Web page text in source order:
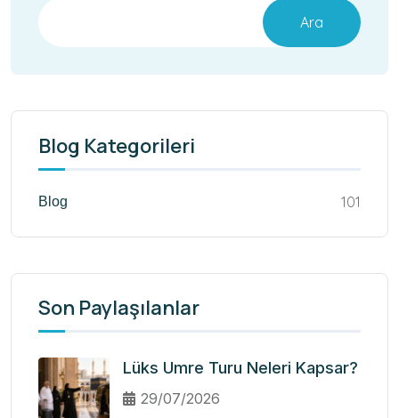
Ara
Blog Kategorileri
Blog 101
Son Paylaşılanlar
Lüks Umre Turu Neleri Kapsar?
29/07/2026